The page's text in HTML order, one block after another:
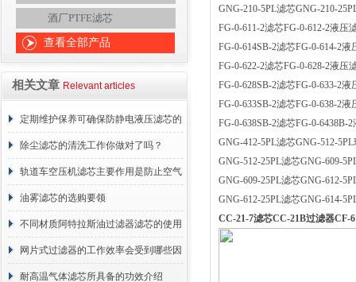
酒厂PTFE滤芯
查看全部产品
相关文章 Relevant articles
定期维护保养可确保防静电液压滤芯的
正常工作
除尘滤芯的清洗工作你做对了吗？
轨道车空压机滤芯主要作用是防止空气
中的杂质和油脂浓度升高
油雾滤芯的选购要领
不同材质阿特拉斯油过滤器滤芯的使用
周期区别介绍
网片式过滤器的工作效率会受到哪些因
素的影响？
耐高温气体滤芯所具备的功效介绍
GNG-210-5PL滤芯GNG-210-
FG-0-611-2滤芯FG-0-612-2液压
FG-0-614SB-2滤芯FG-0-614-2液
FG-0-622-2滤芯FG-0-628-2液压
FG-0-628SB-2滤芯FG-0-633-2液
FG-0-633SB-2滤芯FG-0-638-2液
FG-0-638SB-2滤芯FG-0-6438B-
GNG-412-5PL滤芯GNG-512-
GNG-512-25PL滤芯GNG-609-
GNG-609-25PL滤芯GNG-612-
GNG-612-25PL滤芯GNG-614-
CC-21-7滤芯CC-21B过滤器CF-